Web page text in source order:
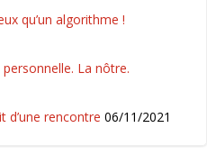
qu’un algorithme !
La nôtre.
d’une rencontre 06/11/2021